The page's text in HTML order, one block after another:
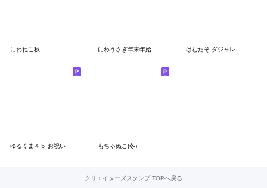
にわねこ秋 にわうさぎ年末年始 はむたそ ダジャレ
ゆるくま４５ お祝い もちゃぬこ(冬)
クリエイターズスタンプ TOPへ戻る